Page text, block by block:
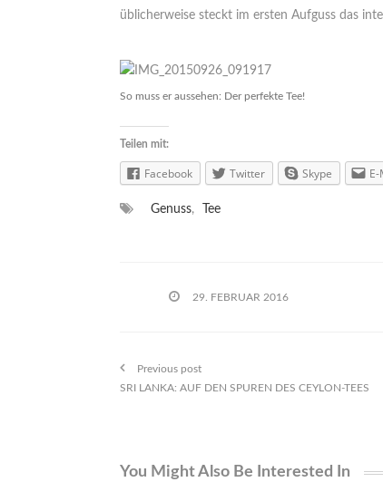
üblicherweise steckt im ersten Aufguss das
So muss er aussehen: Der perfekte Tee!
Teilen mit:
Facebook Twitter Skype
Genuss, Tee
29. FEBRUAR 2016
Previous post
SRI LANKA: AUF DEN SPUREN DES CEYLON-TEES
You Might Also Be Interested In